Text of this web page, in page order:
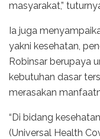
masyarakat,”
Ia juga
yakni kesehatan,
Robinsar berupaya
kebutuhan dasar
merasakan
“Di bidang
(Universal Health